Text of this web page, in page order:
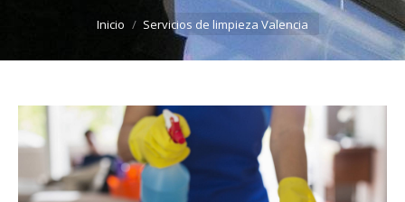
Inicio Servicios de limpieza Valencia